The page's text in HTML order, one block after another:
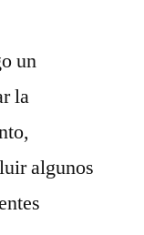
un
la
algunos